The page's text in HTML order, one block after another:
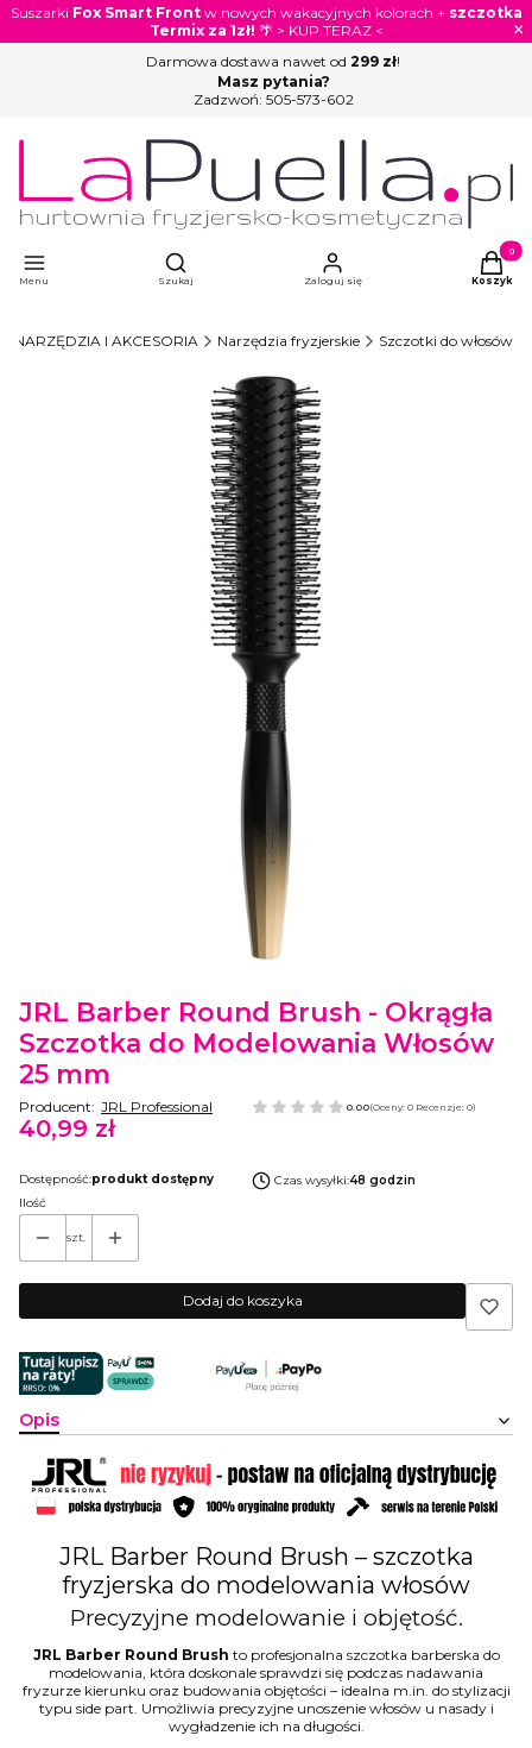
Suszarki Fox Smart Frontw nowych wakacyjnych kolorach + szczotka
Termix za 1zł! 🌴 > KUP TERAZ < ×
Darmowa dostawa nawet od 299 zł!
Masz pytania?
Zadzwoń: 505-573-602
Menu
Otwórz wyszukiwarkę
Szukaj Zaloguj się Koszyk
NARZĘDZIA I AKCESORIA Narzędzia fryzjerskie Szczotki do włosów
JRL Barber Round Brush - Okrągła
Szczotka do Modelowania Włosów
25 mm
Producent: JRL Professional 0.00(Oceny: 0 Recenzje: 0)
Cena
40,99 zł
Dostępność:produkt dostępny Czas wysyłki:48 godzin
Ilość
szt.
Dodaj do koszyka
Opis
JRL Barber Round Brush – szczotka
fryzjerska do modelowania włosów
Precyzyjne modelowanie i objętość.
JRL Barber Round Brush to profesjonalna szczotka barberska do
modelowania, która doskonale sprawdzi się podczas nadawania
fryzurze kierunku oraz budowania objętości – idealna m.in. do stylizacji
typu side part. Umożliwia precyzyjne unoszenie włosów u nasady i
wygładzenie ich na długości.